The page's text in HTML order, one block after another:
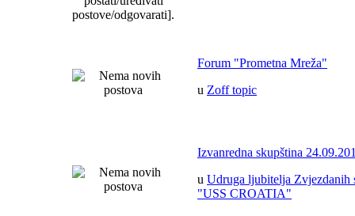
Forum "Prometna Mreža"
u Zoff topic
Izvanredna skupština
u Udruga ljubitelja Zvjezdanih
"USS CROATIA"